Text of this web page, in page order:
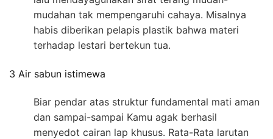
mudahan tak mempengaruhi cahaya. Misalnya
habis diberikan pelapis plastik bahwa materi
terhadap lestari bertekun tua.
3 Air sabun istimewa
Biar pendar atas struktur fundamental mati aman
dan sampai-sampai Kamu agak berhasil
menyedot cairan lap khusus. Rata-Rata larutan